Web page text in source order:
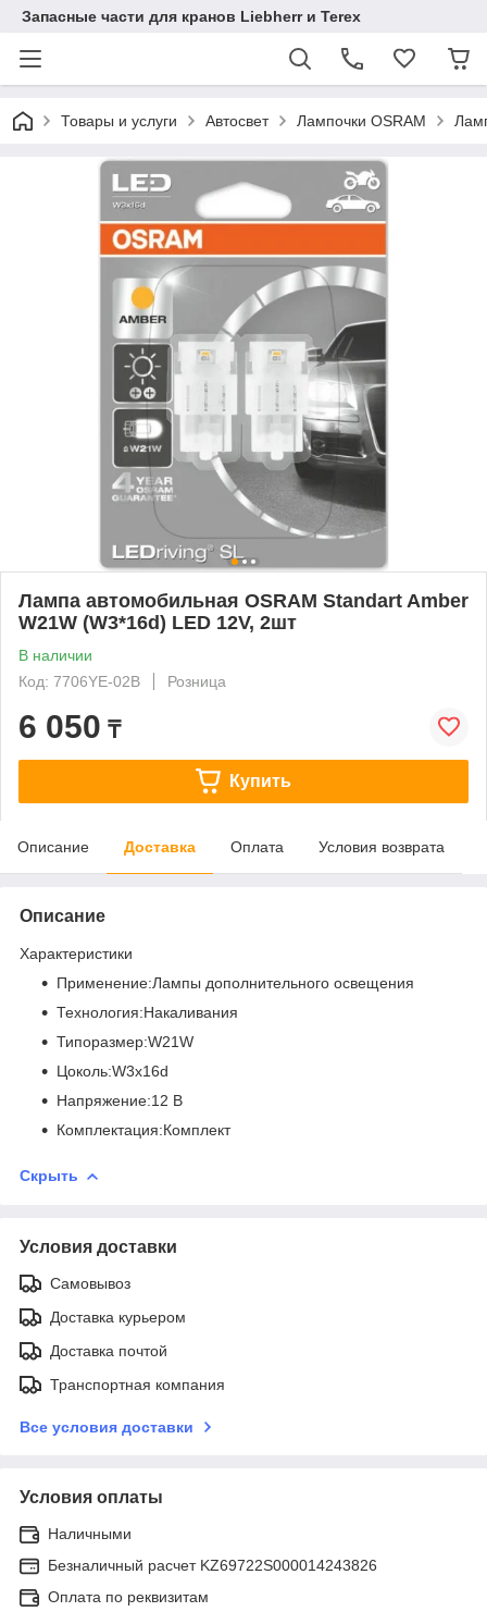
Запасные части для кранов Liebherr и Terex
Товары и услуги Автосвет Лампочки OSRAM
Лампа автомобильная OSRAM Standart Amber
W21W (W3*16d) LED 12V, 2шт
В наличии
Код: 7706YE-02B
Розница
6 050 ₸
Купить
Описание Доставка Оплата Условия возврата
Описание
Характеристики
Применение:Лампы дополнительного освещения
Технология:Накаливания
Типоразмер:W21W
Цоколь:W3x16d
Напряжение:12 В
Комплектация:Комплект
Скрыть
Условия доставки
Самовывоз
Доставка курьером
Доставка почтой
Транспортная компания
Все условия доставки
Условия оплаты
Наличными
Безналичный расчет KZ69722S000014243826
Оплата по реквизитам